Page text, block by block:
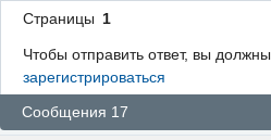
Регистрация
Вход
Страницы 1
Чтобы отправить ответ, вы должны
зарегистрироваться
Сообщения 17